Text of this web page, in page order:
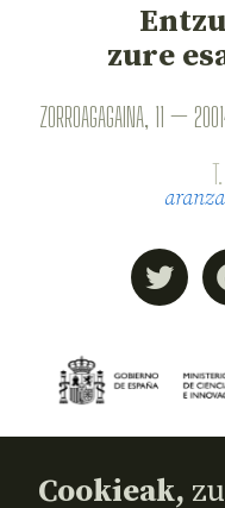
zure
ZORROAGAGAINA, 11 —
T.
Cookieak,